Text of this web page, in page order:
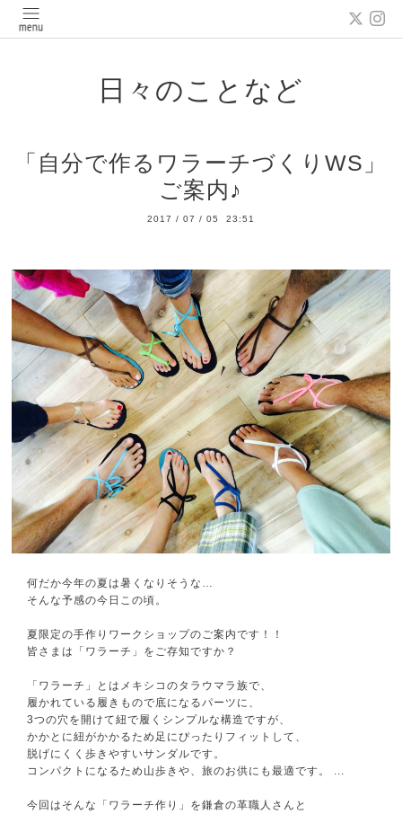
日々のことなど
「自分で作るワラーチづくりWS」
ご案内♪
2017 / 07 / 05 23:51
何だか今年の夏は暑くなりそうな…
そんな予感の今日この頃。
夏限定の手作りワークショップのご案内です！！
皆さまは「ワラーチ」をご存知ですか？
「ワラーチ」とはメキシコのタラウマラ族で、
履かれている履きもので底になるパーツに、
3つの穴を開けて紐で履くシンプルな構造ですが、
かかとに紐がかかるため足にぴったりフィットして、
脱げにくく歩きやすいサンダルです。
コンパクトになるため山歩きや、旅のお供にも最適です。
今回はそんな「ワラーチ作り」を鎌倉の革職人さんと